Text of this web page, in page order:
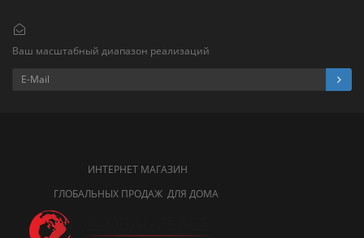
Ваш масштабный диапазон реализаций
ИНТЕРНЕТ МАГАЗИН
ГЛОБАЛЬНЫХ ПРОДАЖ ДЛЯ ДОМА